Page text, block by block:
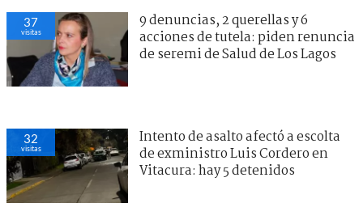
37
visitas
9 denuncias, 2 querellas y 6
acciones de tutela: piden renuncia
de seremi de Salud de Los Lagos
32
visitas
Intento de asalto afectó a escolta
de exministro Luis Cordero en
Vitacura: hay 5 detenidos